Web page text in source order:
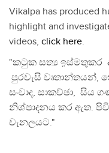
Vikalpa has produced
highlight and
videos, click here.
"කටුක සත්‍ය ඉස්මතුකර
පුරවැසි වෘතාන්තයන්,
සංවාද, සාකච්ඡා, සිය
නිශ්පාදනය කර ඇත.
චැනලයට."